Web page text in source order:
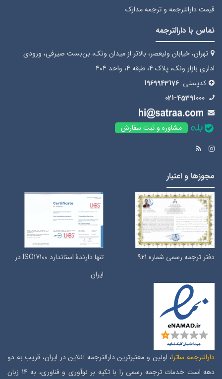
قیمت دارالترجمه و ترجمه مدارک
تماس با دارالترجمه
تهران، خیابان ولیعصر، بالاتر از میدان ونک، بن‌بست صیرفی، ورودی
اداری بازار ونک، پلاک 4، طبقه 4، واحد 404
کدپستی: 1969943176
021-45391000
مشاوره و ثبت سفارش
مجوزها و اعتبار
دفتر ترجمه رسمی شماره 921
تنها دارندۀ استاندارد ISO17100 در
ایران
دارالترجمه ساترا، اولین و معتبرترین دارالترجمه آنلاین در ایران، قریب به دو
دهه است خدمات ترجمه رسمی را با تکیه بر نوآوری و فناوری، به 14 زبان